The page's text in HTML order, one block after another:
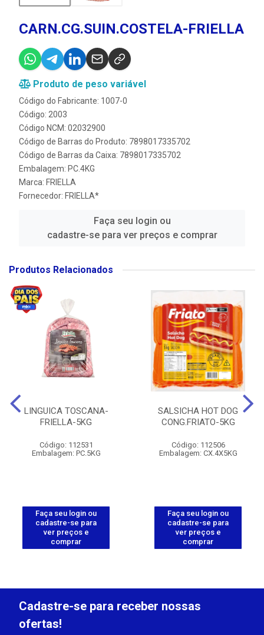
CARN.CG.SUIN.COSTELA-FRIELLA
Produto de peso variável
Código do Fabricante: 1007-0
Código: 2003
Código NCM: 02032900
Código de Barras do Produto: 7898017335702
Código de Barras da Caixa: 7898017335702
Embalagem: PC.4KG
Marca: FRIELLA
Fornecedor: FRIELLA*
Faça seu login ou
cadastre-se para ver preços e comprar
Produtos Relacionados
LINGUICA TOSCANA-
FRIELLA-5KG
Código: 112531
Embalagem: PC.5KG
Faça seu login ou
cadastre-se para
ver preços e
comprar
SALSICHA HOT DOG
CONG.FRIATO-5KG
Código: 112506
Embalagem: CX.4X5KG
Faça seu login ou
cadastre-se para
ver preços e
comprar
Cadastre-se para receber nossas
ofertas!